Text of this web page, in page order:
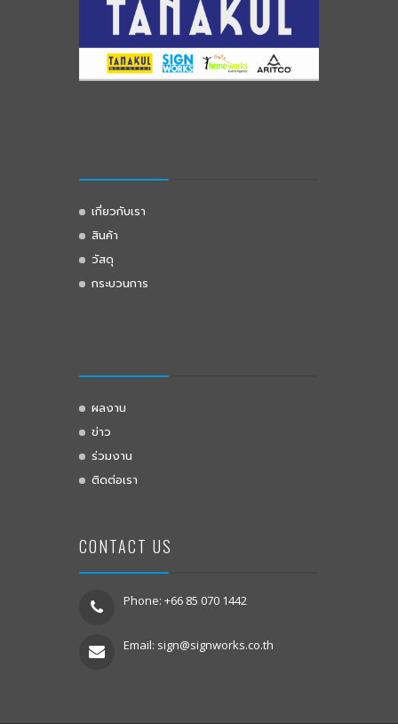
เกี่ยวกับเรา
สินค้า
วัสดุ
กระบวนการ
ผลงาน
ข่าว
ร่วมงาน
ติดต่อเรา
CONTACT US
Phone: +66 85 070 1442
Email: sign@signworks.co.th